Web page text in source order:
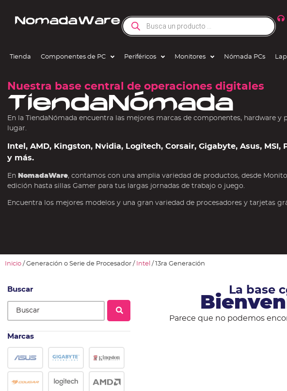
Tienda Componentes de PC Periféricos Monitores Nómada PCs
Nuestra base central de operaciones digitales
TiendaNómada
En la TiendaNómada encuentra las mejores marcas de componentes, hardware y
lugar.
Intel, AMD, Kingston, Nvidia, Logitech, Corsair, Gigabyte, Asus, MSI,
y más.
En NomadaWare, contamos con una amplia variedad de productos, desde
edición hasta sillas Gamer para tus largas jornadas de trabajo o juego.
Encuentra los mejores modelos y una gran variedad de procesadores y tarjetas
Inicio / Generación o Serie de Procesador / Intel / 13ra Generación
Buscar
Marcas
La base
Parece que no podemos